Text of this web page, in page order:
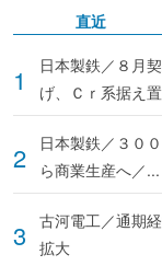
直近
日本製鉄／８月
げ、Ｃｒ系据え
日本製鉄／３０
ら商業生産へ／...
古河電工／通期
拡大